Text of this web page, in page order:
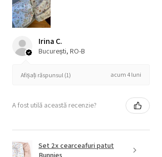
Irina C.
București, RO-B
Afișați răspunsul (1) acum 4 luni
A fost utilă această recenzie?
Set 2x cearceafuri patut
Bunnies